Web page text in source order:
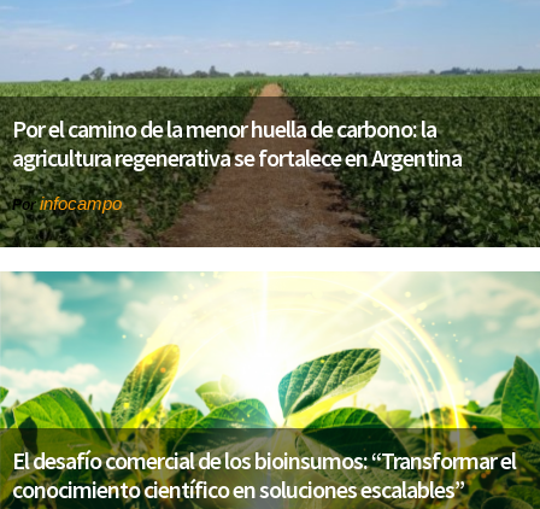
Por el camino de la menor huella de carbono: la
agricultura regenerativa se fortalece en Argentina
Porinfocampo
El desafío comercial de los bioinsumos: “Transformar el
conocimiento científico en soluciones escalables”